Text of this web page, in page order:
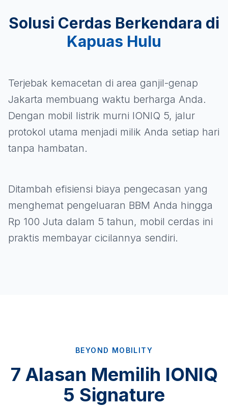
Solusi Cerdas Berkendara di
Kapuas Hulu
Terjebak kemacetan di area ganjil-genap
Jakarta membuang waktu berharga Anda.
Dengan mobil listrik murni IONIQ 5, jalur
protokol utama menjadi milik Anda setiap hari
tanpa hambatan.
Ditambah efisiensi biaya pengecasan yang
menghemat pengeluaran BBM Anda hingga
Rp 100 Juta dalam 5 tahun, mobil cerdas ini
praktis membayar cicilannya sendiri.
BEYOND MOBILITY
7 Alasan Memilih IONIQ
5 Signature